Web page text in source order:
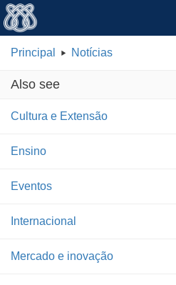
Principal Notícias
Also see
Cultura e Extensão
Ensino
Eventos
Internacional
Mercado e inovação